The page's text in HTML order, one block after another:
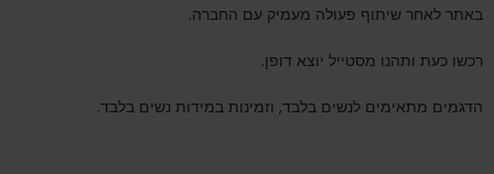
באתר לאחר שיתוף פעולה מעמיק עם החברה.
רכשו כעת ותהנו מסטייל יוצא דופן.
הדגמים מתאימים לנשים בלבד, וזמינות במידות נשים בלבד.